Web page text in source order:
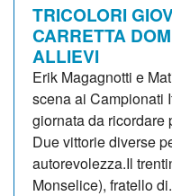
TRICOLORI
CARRETTA
ALLIEVI
Erik Magagnotti e
scena ai Campionati
giornata da ricordare
Due vittorie diverse
autorevolezza.Il
Monselice), fratello